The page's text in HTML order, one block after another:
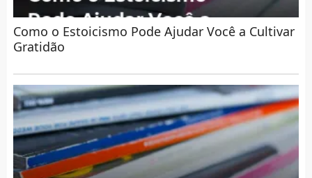
Como o Estoicismo Pode Ajudar Você a Cultivar
Gratidão